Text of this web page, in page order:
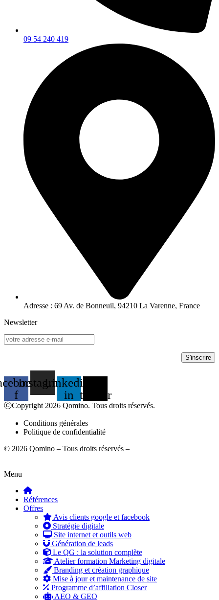
09 54 240 419
Adresse : 69 Av. de Bonneuil, 94210 La Varenne, France
Newsletter
f
Instagram
Linkedin-
in twitter
ⓒCopyright 2026 Qomino. Tous droits réservés.
Conditions générales
Politique de confidentialité
© 2026 Qomino – Tous droits réservés –
Menu
Références
Offres
Avis clients google et facebook
Stratégie digitale
Site internet et outils web
Génération de leads
Le QG : la solution complète
Atelier formation Marketing digitale
Branding et création graphique
Mise à jour et maintenance de site
Programme d’affiliation Closer
AEO & GEO